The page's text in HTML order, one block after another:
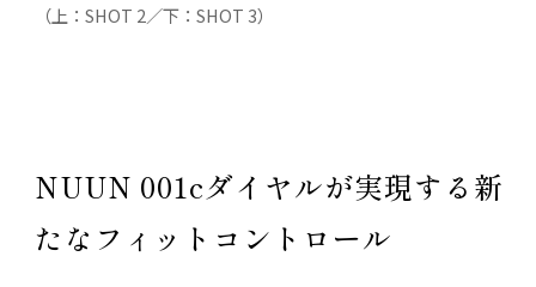
（上：SHOT 2／下：SHOT 3）
NUUN 001cダイヤルが実現する新
たなフィットコントロール